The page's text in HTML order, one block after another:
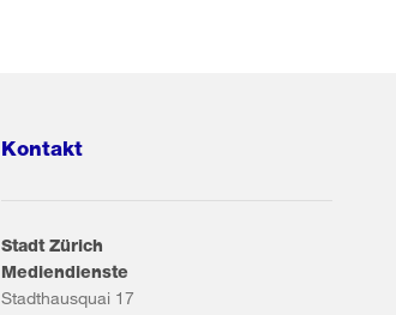
Kontakt
Stadt Zürich
Mediendienste
Stadthausquai 17